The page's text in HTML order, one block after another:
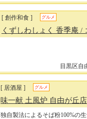
[ 創作和食 ] グルメ
くずしわしょく 香季庵 /
目黒区自
[ 居酒屋 ] グルメ
味一献 土風炉 自由が丘店
独自製法によるそば粉100%の